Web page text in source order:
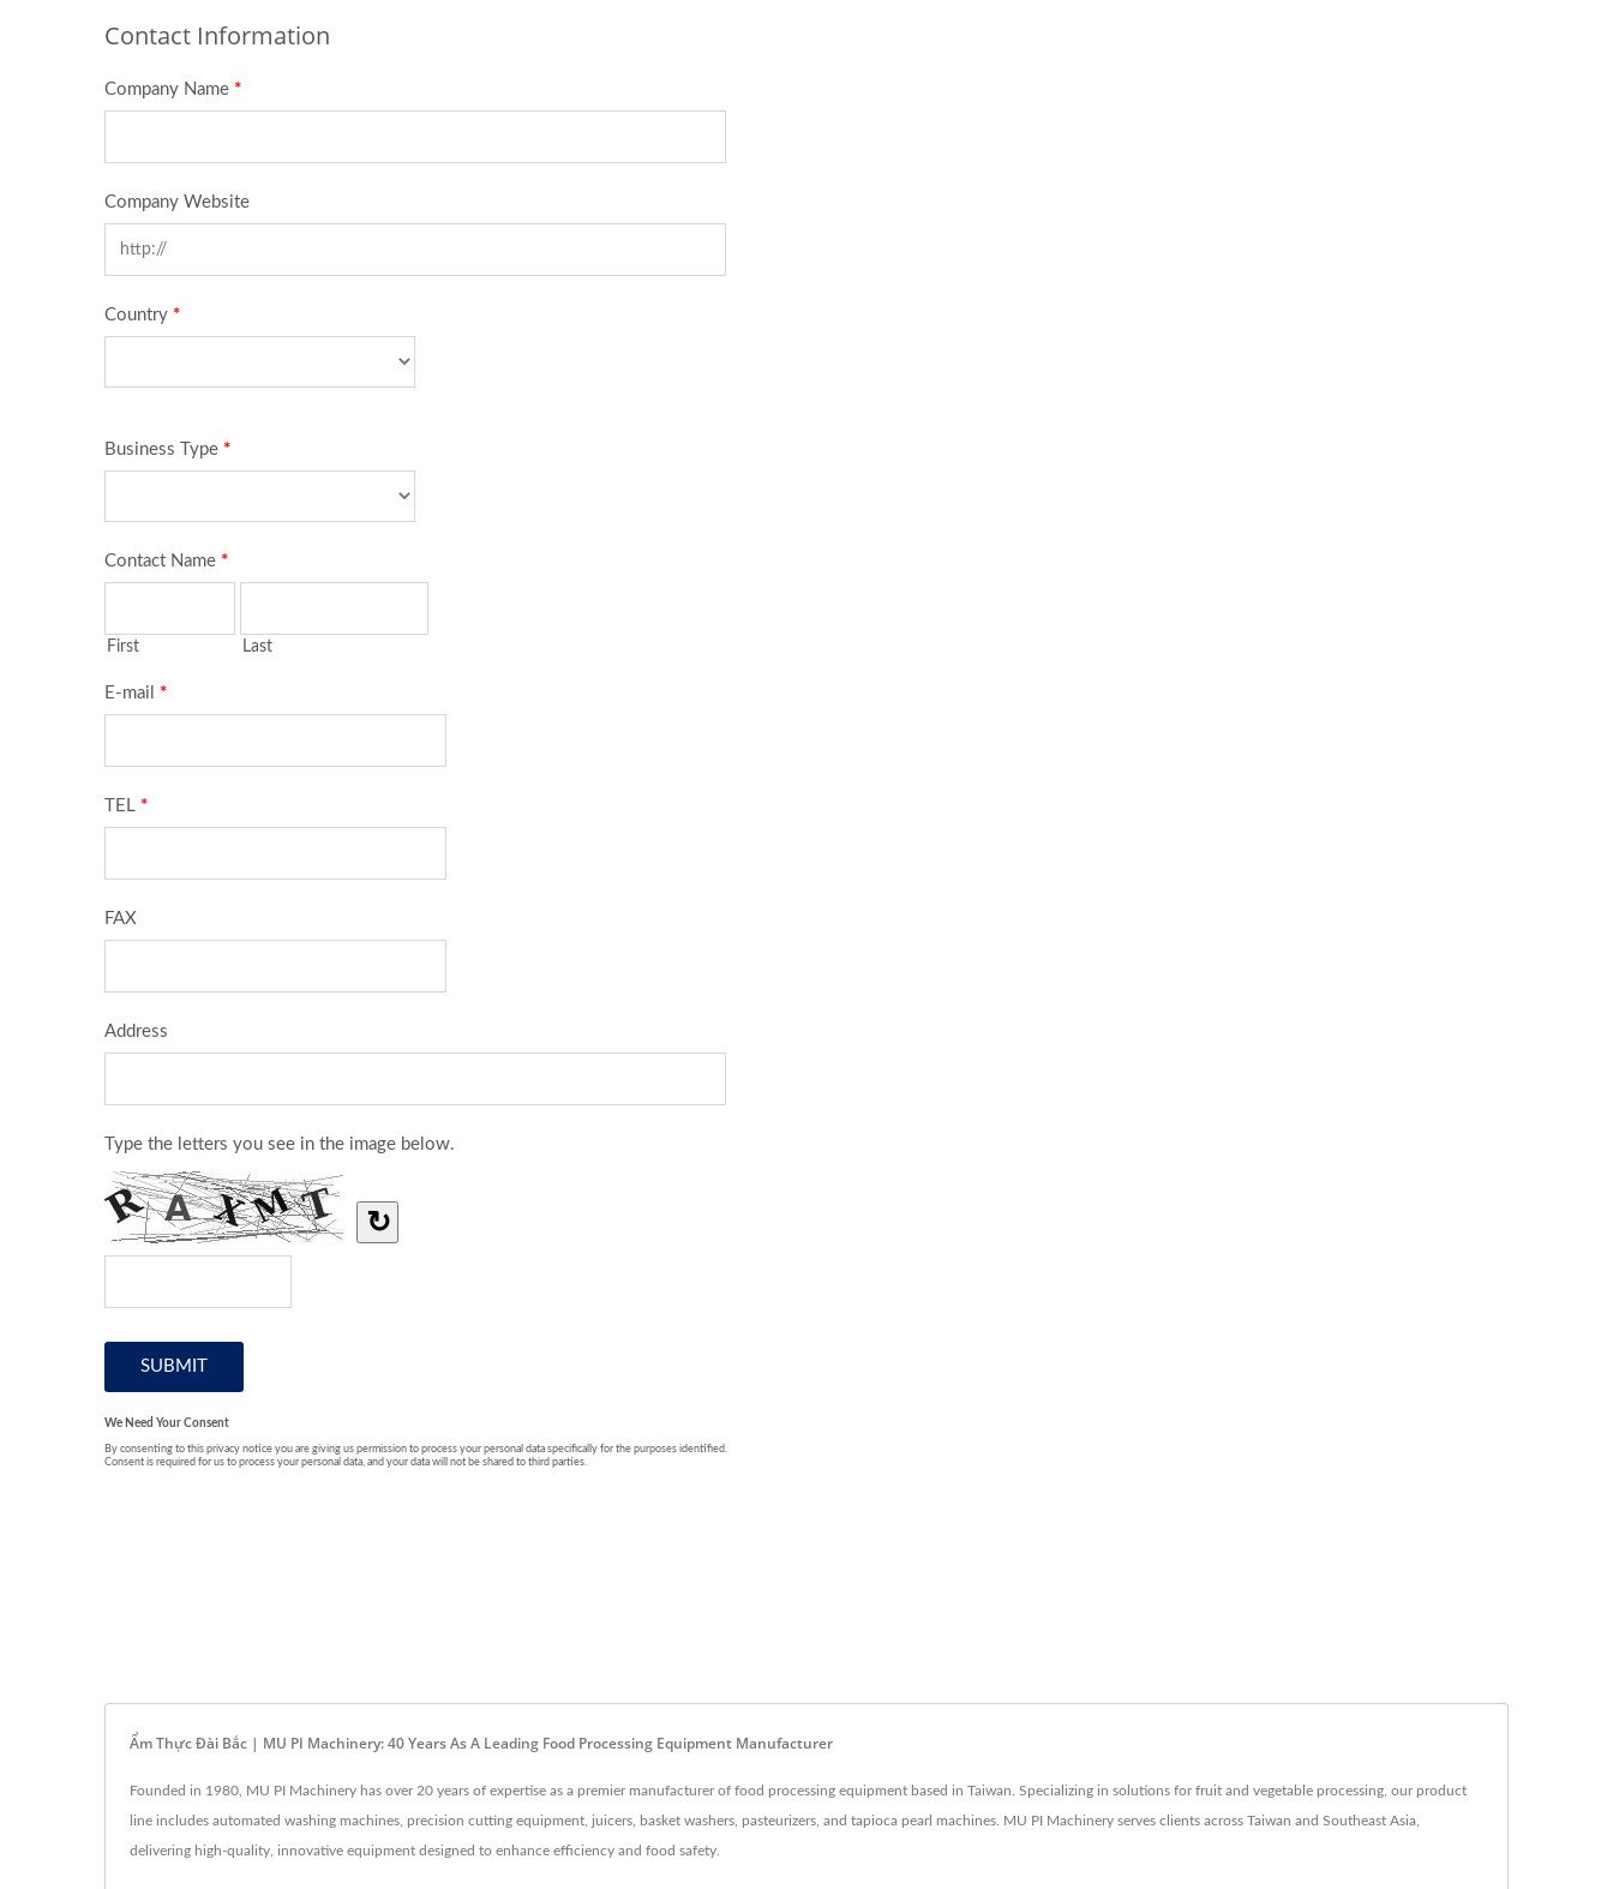
Ẩm Thực Đài Bắc | MU PI Machinery: 40 Years As A Leading Food Processing Equipment Manufacturer
Founded in 1980, MU PI Machinery has over 20 years of expertise as a premier manufacturer of food processing equipment based in Taiwan. Specializing in solutions for fruit and vegetable processing, our product
line includes automated washing machines, precision cutting equipment, juicers, basket washers, pasteurizers, and tapioca pearl machines. MU PI Machinery serves clients across Taiwan and Southeast Asia,
delivering high-quality, innovative equipment designed to enhance efficiency and food safety.